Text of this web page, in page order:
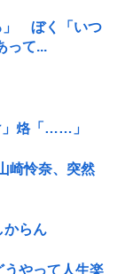
」 ぼく「いつ
って...
」烙「……」
崎怜奈、突然
からん
やって人生楽